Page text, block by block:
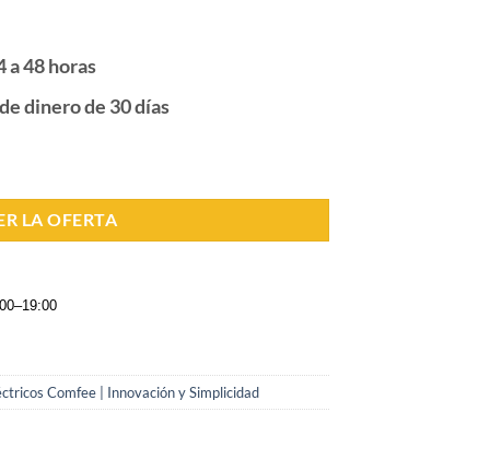
a 48 horas
dinero de 30 días
LA OFERTA
Comfee | Innovación y Simplicidad